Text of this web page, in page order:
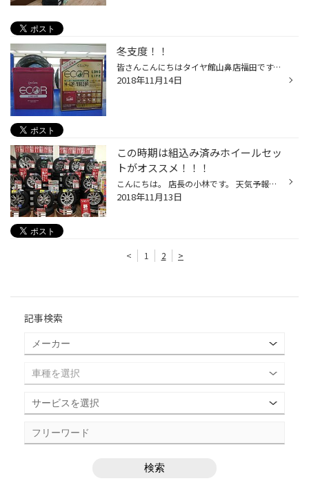
冬支度！！
皆さんこんにちはタイヤ館山鼻店福田です。 最近気温も下がり冬が近づいてますね。 そんな中に非常時の際など車内でスマホや携帯など充電してませんか？ 車内で家庭用の電家製品を使用するとバッテリーに負荷が掛かり弱ってしまいます。 当店オススメ バッテリーバッテリー交換タイヤ館は定期点検を...
2018年11月14日
この時期は組込み済みホイールセッ
トがオススメ！！！
こんにちは。 店長の小林です。 天気予報によっては札幌でも雪マークがつきましたね。 当店のタイヤ交換も、毎日たくさんのお客様のご来店によって大盛況です！！ 混雑具合にも左右されますが・・・ 当店にはたくさんの組込み済み（バランス調整も済み！）在庫があります！ お持ち帰り！！ 取付まで...
2018年11月13日
< 1 2 >
記事検索